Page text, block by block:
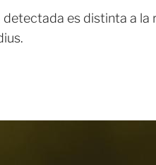
es distinta a